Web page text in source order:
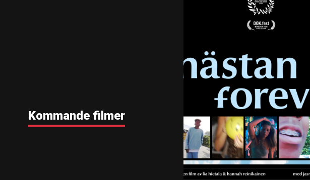
Kommande filmer